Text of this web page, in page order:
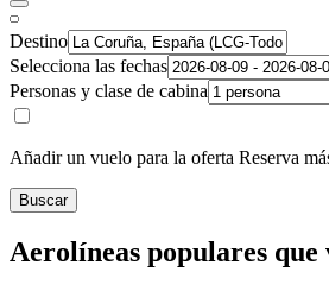
Destino
Selecciona las fechas
Personas y clase de cabina
Añadir un vuelo para la oferta Reserva
Buscar
Aerolíneas populares